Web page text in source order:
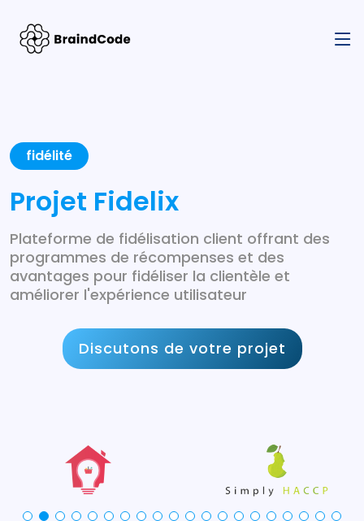
fidélité
Projet Fidelix
Plateforme de fidélisation client offrant des
programmes de récompenses et des
avantages pour fidéliser la clientèle et
améliorer l'expérience utilisateur
Discutons de votre projet